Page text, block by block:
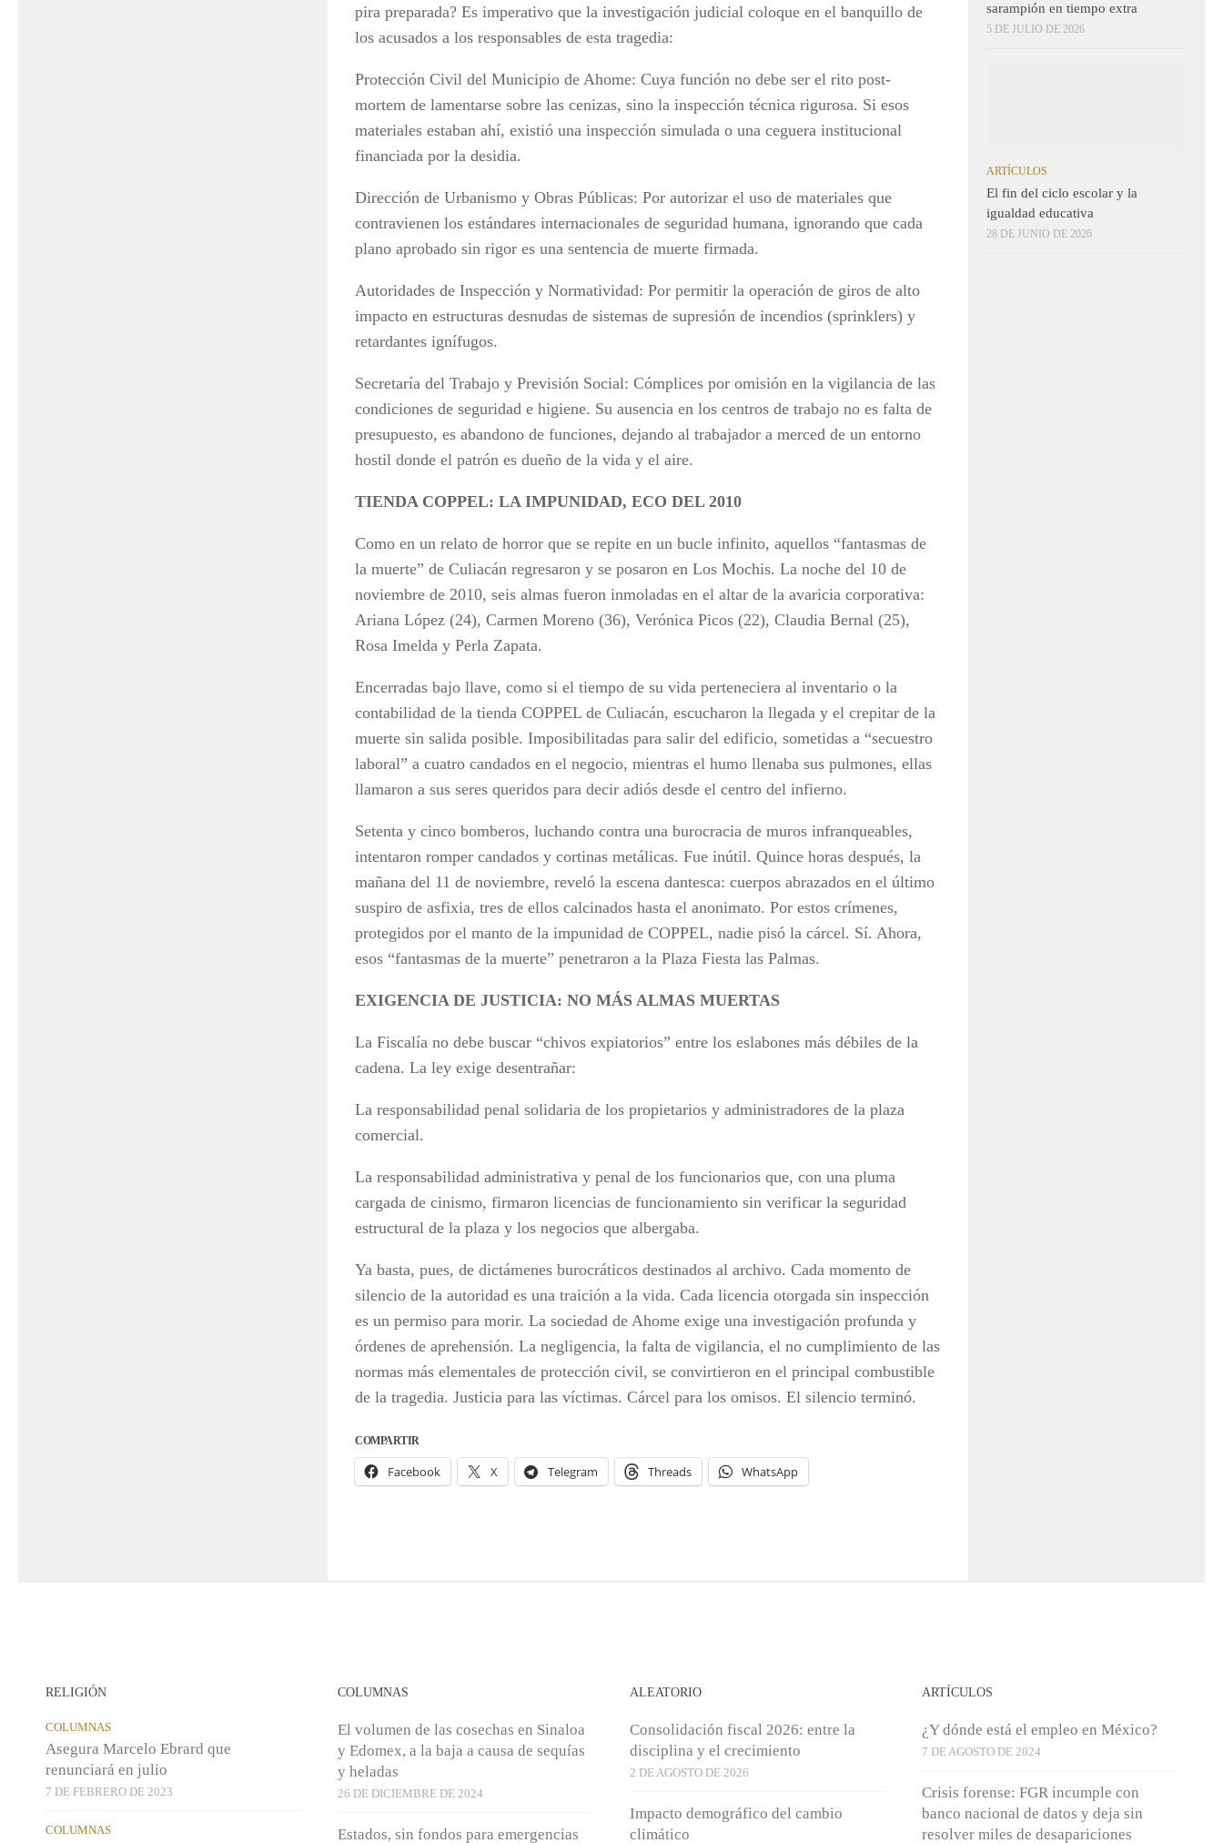
pira preparada? Es imperativo que la investigación judicial coloque en el banquillo de
los acusados a los responsables de esta tragedia:
Protección Civil del Municipio de Ahome: Cuya función no debe ser el rito post-
mortem de lamentarse sobre las cenizas, sino la inspección técnica rigurosa. Si esos
materiales estaban ahí, existió una inspección simulada o una ceguera institucional
financiada por la desidia.
Dirección de Urbanismo y Obras Públicas: Por autorizar el uso de materiales que
contravienen los estándares internacionales de seguridad humana, ignorando que cada
plano aprobado sin rigor es una sentencia de muerte firmada.
Autoridades de Inspección y Normatividad: Por permitir la operación de giros de alto
impacto en estructuras desnudas de sistemas de supresión de incendios (sprinklers) y
retardantes ignífugos.
Secretaría del Trabajo y Previsión Social: Cómplices por omisión en la vigilancia de las
condiciones de seguridad e higiene. Su ausencia en los centros de trabajo no es falta de
presupuesto, es abandono de funciones, dejando al trabajador a merced de un entorno
hostil donde el patrón es dueño de la vida y el aire.
TIENDA COPPEL: LA IMPUNIDAD, ECO DEL 2010
Como en un relato de horror que se repite en un bucle infinito, aquellos “fantasmas de
la muerte” de Culiacán regresaron y se posaron en Los Mochis. La noche del 10 de
noviembre de 2010, seis almas fueron inmoladas en el altar de la avaricia corporativa:
Ariana López (24), Carmen Moreno (36), Verónica Picos (22), Claudia Bernal (25),
Rosa Imelda y Perla Zapata.
Encerradas bajo llave, como si el tiempo de su vida perteneciera al inventario o la
contabilidad de la tienda COPPEL de Culiacán, escucharon la llegada y el crepitar de la
muerte sin salida posible. Imposibilitadas para salir del edificio, sometidas a “secuestro
laboral” a cuatro candados en el negocio, mientras el humo llenaba sus pulmones, ellas
llamaron a sus seres queridos para decir adiós desde el centro del infierno.
Setenta y cinco bomberos, luchando contra una burocracia de muros infranqueables,
intentaron romper candados y cortinas metálicas. Fue inútil. Quince horas después, la
mañana del 11 de noviembre, reveló la escena dantesca: cuerpos abrazados en el último
suspiro de asfixia, tres de ellos calcinados hasta el anonimato. Por estos crímenes,
protegidos por el manto de la impunidad de COPPEL, nadie pisó la cárcel. Sí. Ahora,
esos “fantasmas de la muerte” penetraron a la Plaza Fiesta las Palmas.
EXIGENCIA DE JUSTICIA: NO MÁS ALMAS MUERTAS
La Fiscalía no debe buscar “chivos expiatorios” entre los eslabones más débiles de la
cadena. La ley exige desentrañar:
La responsabilidad penal solidaria de los propietarios y administradores de la plaza
comercial.
La responsabilidad administrativa y penal de los funcionarios que, con una pluma
cargada de cinismo, firmaron licencias de funcionamiento sin verificar la seguridad
estructural de la plaza y los negocios que albergaba.
Ya basta, pues, de dictámenes burocráticos destinados al archivo. Cada momento de
silencio de la autoridad es una traición a la vida. Cada licencia otorgada sin inspección
es un permiso para morir. La sociedad de Ahome exige una investigación profunda y
órdenes de aprehensión. La negligencia, la falta de vigilancia, el no cumplimiento de las
normas más elementales de protección civil, se convirtieron en el principal combustible
de la tragedia. Justicia para las víctimas. Cárcel para los omisos. El silencio terminó.
COMPARTIR
Facebook X Telegram Threads WhatsApp
sarampión en tiempo extra
5 DE JULIO DE 2026
ARTÍCULOS
El fin del ciclo escolar y la
igualdad educativa
28 DE JUNIO DE 2026
RELIGIÓN
COLUMNAS
Asegura Marcelo Ebrard que
renunciará en julio
7 DE FEBRERO DE 2023
COLUMNAS
COLUMNAS
El volumen de las cosechas en Sinaloa
y Edomex, a la baja a causa de sequías
y heladas
26 DE DICIEMBRE DE 2024
Estados, sin fondos para emergencias
ALEATORIO
Consolidación fiscal 2026: entre la
disciplina y el crecimiento
2 DE AGOSTO DE 2026
Impacto demográfico del cambio
climático
ARTÍCULOS
¿Y dónde está el empleo en México?
7 DE AGOSTO DE 2024
Crisis forense: FGR incumple con
banco nacional de datos y deja sin
resolver miles de desapariciones